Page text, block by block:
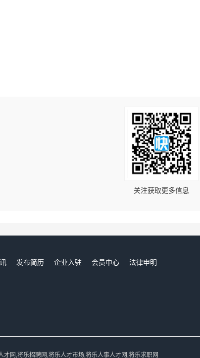
关注获取更多信息
发布简历 企业入驻 会员中心
法律申明
才网,将乐招聘网,将乐人才市场,将乐人事人才网,将乐求职网